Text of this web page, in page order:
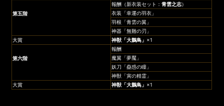
第五階
報酬（新衣装セット：青雲之志）
衣装「幸運の羽衣」
羽根「青雲の翼」
神器「無難の刃」
大賞
神獣「大鵬鳥」 ×1
第六階
報酬
魔翼「夢魘」
妖刀「蠱惑の瞳」
神獣「寅の精霊」
大賞
神獣「大鵬鳥」 ×1